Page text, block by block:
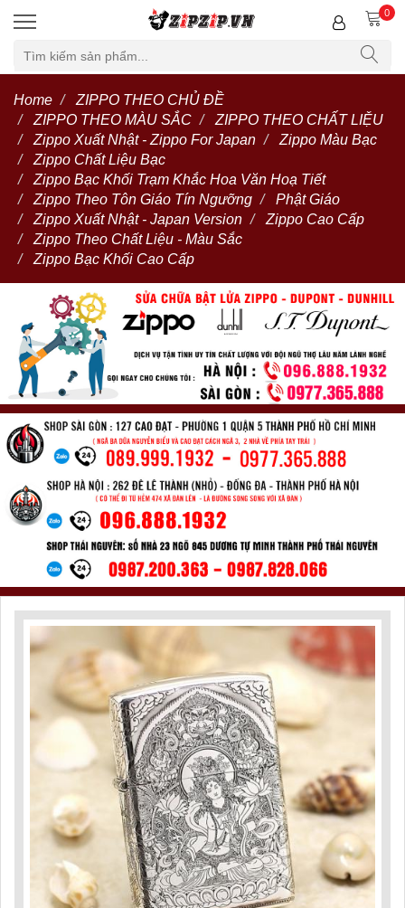
0
Home
ZIPPO THEO CHỦ ĐỀ
ZIPPO THEO MÀU SẮC
ZIPPO THEO CHẤT LIỆU
Zippo Xuất Nhật - Zippo For Japan
Zippo Màu Bạc
Zippo Chất Liệu Bạc
Zippo Bạc Khối Trạm Khắc Hoa Văn Hoạ Tiết
Zippo Theo Tôn Giáo Tín Ngưỡng
Phật Giáo
Zippo Xuất Nhật - Japan Version
Zippo Cao Cấp
Zippo Theo Chất Liệu - Màu Sắc
Zippo Bạc Khối Cao Cấp